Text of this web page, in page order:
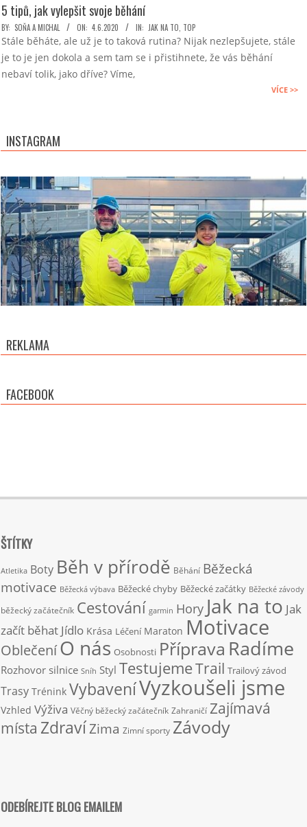
5 tipů, jak vylepšit svoje běhání
2020-
06-
04
BY: SOŇA A MICHAL ON: 4.6.2020 IN: JAK NA TO TOP
Stále běháte, ale už je to taková rutina? Nijak nezlepšujete, stále
je to je jen dokola a sem tam se i přistihnete, že vás běhání
nebaví tolik, jako dříve? Víme,
VÍCE >>
INSTAGRAM
REKLAMA
FACEBOOK
ŠTÍTKY
Atletika Boty Běh v přírodě Běhání Běžecká
motivace Běžecká výbava Běžecké chyby Běžecké začátky Běžecké závody
běžecký začátečník Cestování garmin Hory Jak na to Jak
začít běhat Jídlo Krása Léčení Maraton Motivace
OblečeníO nás Osobnosti Příprava Radíme
Rozhovor silnice Sníh Styl TestujemeTrail Trailový závod
Trasy Trénink VybaveníVyzkoušeli jsme
Vzhled Výživa Věčný běžecký začátečník Zahraničí Zajímavá
místa ZdravíZima Zimní sporty Závody
ODEBÍREJTE BLOG EMAILEM